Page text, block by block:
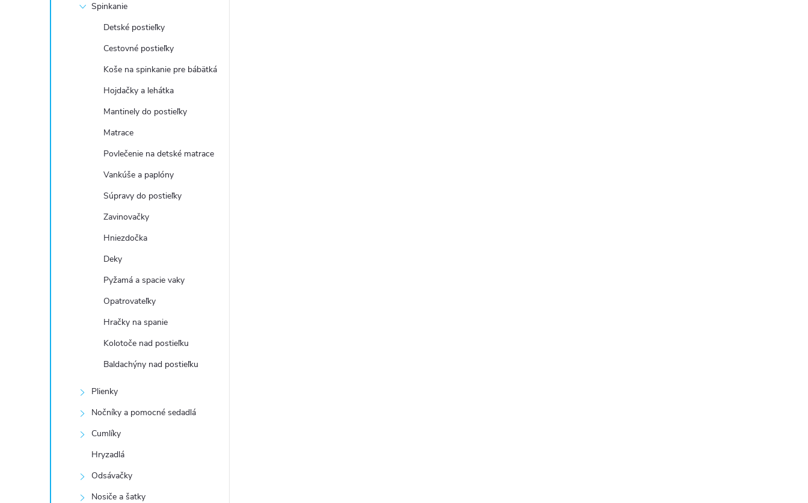
Spinkanie
Detské postieľky
Cestovné postieľky
Koše na spinkanie pre bábätká
Hojdačky a lehátka
Mantinely do postieľky
Matrace
Povlečenie na detské matrace
Vankúše a paplóny
Súpravy do postieľky
Zavinovačky
Hniezdočka
Deky
Pyžamá a spacie vaky
Opatrovateľky
Hračky na spanie
Kolotoče nad postieľku
Baldachýny nad postieľku
Plienky
Nočníky a pomocné sedadlá
Cumlíky
Hryzadlá
Odsávačky
Nosiče a šatky